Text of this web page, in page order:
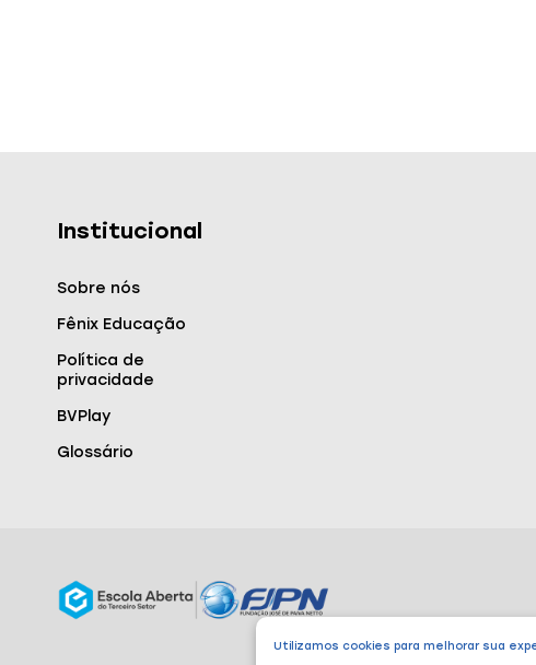
Utilizamos cookies para melhorar sua
Institucional
Sobre nós
Fênix Educação
Política de
privacidade
BVPlay
Glossário